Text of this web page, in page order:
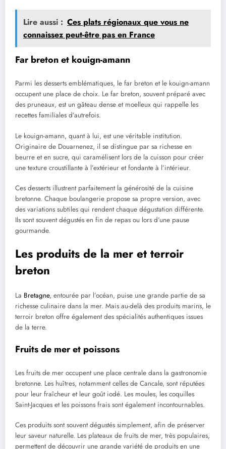
Lire aussi : Ces plats régionaux que vous ne
connaissez peut-être pas en France
Far breton et kouign-amann
Parmi les desserts emblématiques, le far breton et le kouign-amann
occupent une place de choix. Le far breton, souvent préparé avec
des pruneaux, est un gâteau dense et moelleux qui rappelle les
recettes familiales d’autrefois.
Le kouign-amann, quant à lui, est une véritable institution.
Originaire de Douarnenez, il se distingue par sa richesse en
beurre et en sucre, qui caramélisent lors de la cuisson pour créer
une texture croustillante à l’extérieur et fondante à l’intérieur.
Ces desserts illustrent parfaitement la générosité de la cuisine
bretonne. Chaque boulangerie propose sa propre version, avec
des variations subtiles qui rendent chaque dégustation différente.
Ils sont souvent dégustés en fin de repas ou lors d’une pause
gourmande.
Les produits de la mer et terroir
breton
La Bretagne, entourée par l’océan, puise une grande partie de sa
richesse culinaire dans la mer. Mais au-delà des produits marins, le
terroir breton offre également des spécialités authentiques issues
de la terre.
Fruits de mer et poissons
Les fruits de mer occupent une place centrale dans la gastronomie
bretonne. Les huîtres, notamment celles de Cancale, sont réputées
pour leur fraîcheur et leur goût iodé. Les moules, les coquilles
Saint-Jacques et les poissons frais sont également incontournables.
Ces produits sont souvent dégustés simplement, afin de préserver
leur saveur naturelle. Les plateaux de fruits de mer, très populaires,
permettent de découvrir une grande variété de produits en une